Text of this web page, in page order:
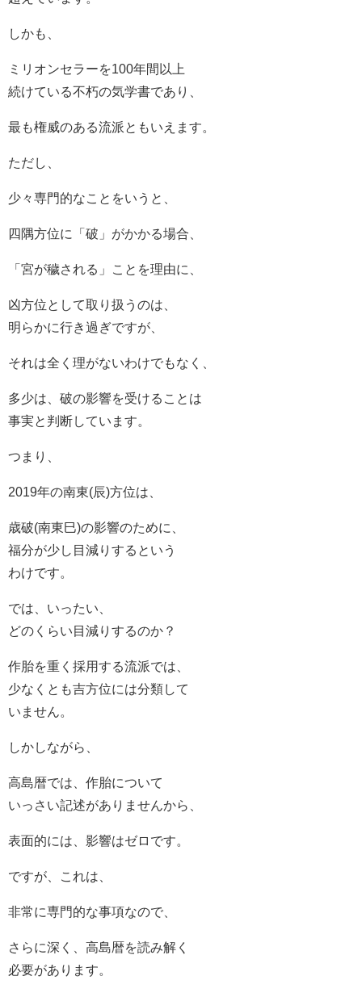
しかも、
ミリオンセラーを100年間以上
続けている不朽の気学書であり、
最も権威のある流派ともいえます。
ただし、
少々専門的なことをいうと、
四隅方位に「破」がかかる場合、
「宮が穢される」ことを理由に、
凶方位として取り扱うのは、
明らかに行き過ぎですが、
それは全く理がないわけでもなく、
多少は、破の影響を受けることは
事実と判断しています。
つまり、
2019年の南東(辰)方位は、
歳破(南東巳)の影響のために、
福分が少し目減りするという
わけです。
では、いったい、
どのくらい目減りするのか？
作胎を重く採用する流派では、
少なくとも吉方位には分類して
いません。
しかしながら、
高島暦では、作胎について
いっさい記述がありませんから、
表面的には、影響はゼロです。
ですが、これは、
非常に専門的な事項なので、
さらに深く、高島暦を読み解く
必要があります。